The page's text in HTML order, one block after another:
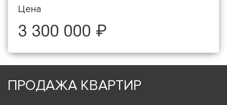
Цена
3 300 000 ₽
ПРОДАЖА КВАРТИР